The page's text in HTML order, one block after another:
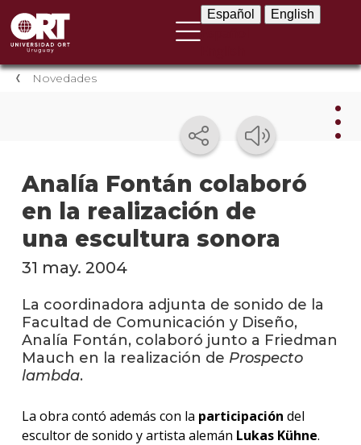
Español English
Novedades
Analía Fontán colaboró
en la realización de
una escultura sonora
31 may. 2004
La coordinadora adjunta de sonido de la
Facultad de Comunicación y Diseño,
Analía Fontán, colaboró junto a Friedman
Mauch en la realización de Prospecto
lambda.
La obra contó además con la participación del
escultor de sonido y artista alemán Lukas Kühne.